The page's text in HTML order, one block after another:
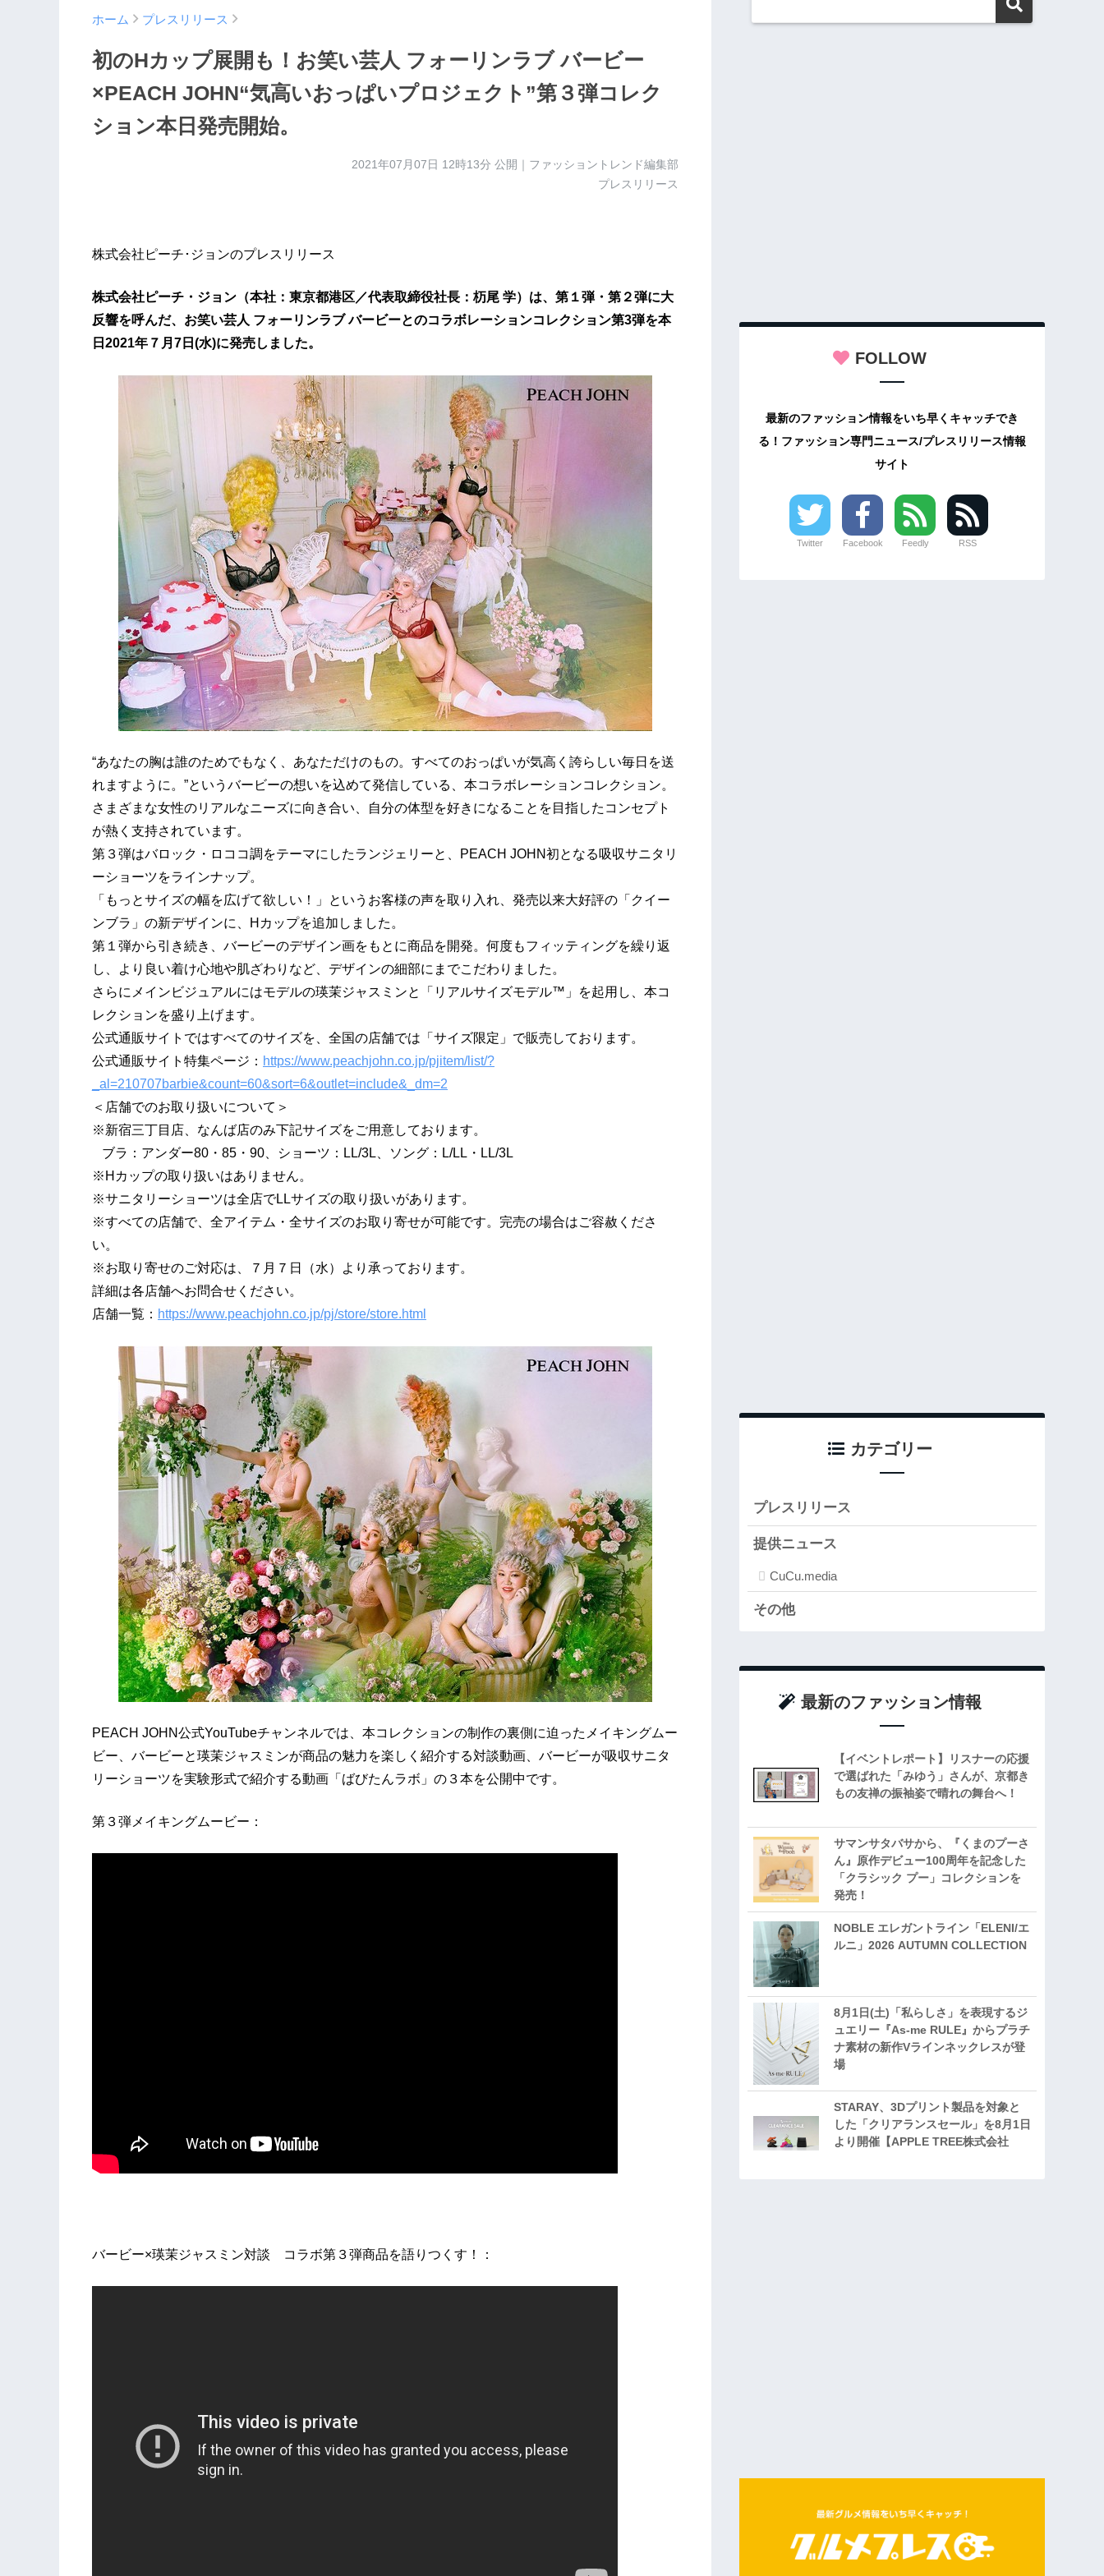
ホーム プレスリリース
初のHカップ展開も！お笑い芸人 フォーリンラブ バービー
×PEACH JOHN“気高いおっぱいプロジェクト”第３弾コレク
ション本日発売開始。
2021年07月07日 12時13分 公開｜ファッショントレンド編集部
プレスリリース
株式会社ピーチ･ジョンのプレスリリース
株式会社ピーチ・ジョン（本社：東京都港区／代表取締役社長：杤尾 学）は、第１弾・第２弾に大
反響を呼んだ、お笑い芸人 フォーリンラブ バービーとのコラボレーションコレクション第3弾を本
日2021年７月7日(水)に発売しました。
“あなたの胸は誰のためでもなく、あなただけのもの。すべてのおっぱいが気高く誇らしい毎日を送
れますように。”というバービーの想いを込めて発信している、本コラボレーションコレクション。
さまざまな女性のリアルなニーズに向き合い、自分の体型を好きになることを目指したコンセプト
が熱く支持されています。
第３弾はバロック・ロココ調をテーマにしたランジェリーと、PEACH JOHN初となる吸収サニタリ
ーショーツをラインナップ。
「もっとサイズの幅を広げて欲しい！」というお客様の声を取り入れ、発売以来大好評の「クイー
ンブラ」の新デザインに、Hカップを追加しました。
第１弾から引き続き、バービーのデザイン画をもとに商品を開発。何度もフィッティングを繰り返
し、より良い着け心地や肌ざわりなど、デザインの細部にまでこだわりました。
さらにメインビジュアルにはモデルの瑛茉ジャスミンと「リアルサイズモデル™」を起用し、本コ
レクションを盛り上げます。
公式通販サイトではすべてのサイズを、全国の店舗では「サイズ限定」で販売しております。
公式通販サイト特集ページ： https://www.peachjohn.co.jp/pjitem/list/?
_al=210707barbie&count=60&sort=6&outlet=include&_dm=2
＜店舗でのお取り扱いについて＞
※新宿三丁目店、なんば店のみ下記サイズをご用意しております。
ブラ：アンダー80・85・90、ショーツ：LL/3L、ソング：L/LL・LL/3L
※Hカップの取り扱いはありません。
※サニタリーショーツは全店でLLサイズの取り扱いがあります。
※すべての店舗で、全アイテム・全サイズのお取り寄せが可能です。完売の場合はご容赦くださ
い。
※お取り寄せのご対応は、７月７日（水）より承っております。
詳細は各店舗へお問合せください。
店舗一覧： https://www.peachjohn.co.jp/pj/store/store.html
PEACH JOHN公式YouTubeチャンネルでは、本コレクションの制作の裏側に迫ったメイキングムー
ビー、バービーと瑛茉ジャスミンが商品の魅力を楽しく紹介する対談動画、バービーが吸収サニタ
リーショーツを実験形式で紹介する動画「ばびたんラボ」の３本を公開中です。
第３弾メイキングムービー：
バービー×瑛茉ジャスミン対談 コラボ第３弾商品を語りつくす！：
FOLLOW
最新のファッション情報をいち早くキャッチでき
る！ファッション専門ニュース/プレスリリース情報
サイト
Twitter Facebook Feedly RSS
カテゴリー
プレスリリース
提供ニュース
CuCu.media
その他
最新のファッション情報
【イベントレポート】リスナーの応援
で選ばれた「みゆう」さんが、京都き
もの友禅の振袖姿で晴れの舞台へ！
サマンサタバサから、『くまのプーさ
ん』原作デビュー100周年を記念した
「クラシック プー」コレクションを
発売！
NOBLE エレガントライン「ELENI/エ
ルニ」2026 AUTUMN COLLECTION
8月1日(土)「私らしさ」を表現するジ
ュエリー『As-me RULE』からプラチ
ナ素材の新作Vラインネックレスが登
場
STARAY、3Dプリント製品を対象と
した「クリアランスセール」を8月1日
より開催【APPLE TREE株式会社